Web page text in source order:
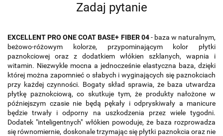
Zadaj pytanie
EXCELLENT PRO ONE COAT BASE+ FIBER 04- baza w naturalnym,
beżowo-różowym kolorze, przypominającym kolor płytki
paznokciowej oraz z dodatkiem włókien szklanych, wapnia i
witamin. Niezwykle mocna a jednocześnie elastyczna baza, dzięki
której można zapomnieć o słabych i wyginających się paznokciach
przy każdej czynności. Bogaty skład sprawia, że baza utwardza
płytkę paznokciową, co skutkuje tym, że produkty nałożone w
późniejszym czasie nie będą pękały i odpryskiwały a manicure
będzie trwały i odporny na uszkodzenia przez wiele tygodni.
Dodatek "inteligentnych" włókien powoduje, że baza rozprowadza
się równomiernie, doskonale trzymając się płytki paznokcia oraz nie